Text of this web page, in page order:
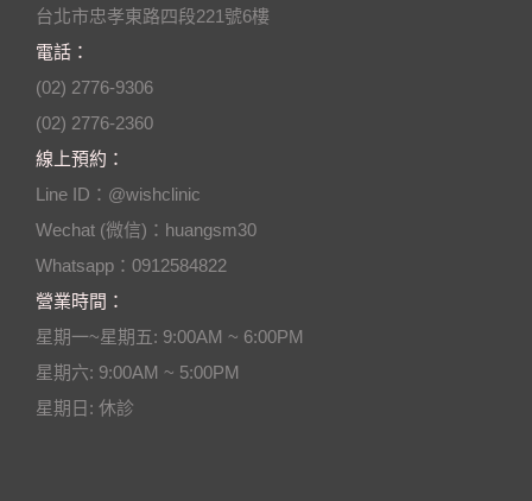
台北市忠孝東路四段221號6樓
電話：
(02) 2776-9306
(02) 2776-2360
線上預約：
Line ID：@wishclinic
Wechat (微信)：huangsm30
Whatsapp：0912584822
營業時間：
星期一~星期五: 9:00AM ~ 6:00PM
星期六: 9:00AM ~ 5:00PM
星期日: 休診